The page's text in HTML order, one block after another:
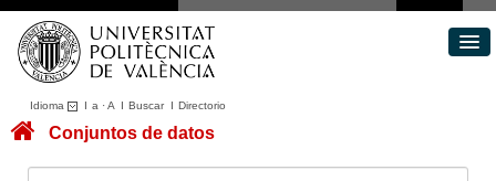
Idioma I a ·A I BuscarI Directorio
Conjuntos de datos
Conjuntos de datos